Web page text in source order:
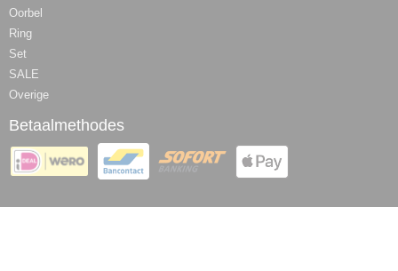
Oorbel
Ring
Set
SALE
Overige
Betaalmethodes